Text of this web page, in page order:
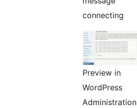
connecting
Preview in
WordPress
Administration